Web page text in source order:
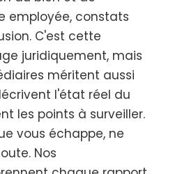
employée, constats
C'est cette
juridiquement, mais
méritent aussi
l'état réel du
les points à surveiller.
vous échappe, ne
Nos